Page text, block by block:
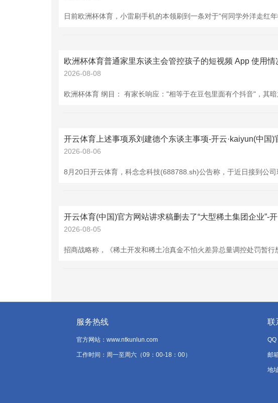
2026-08-08
2026-08-06
2026-08-05
服务热线
官方网站：www.ntkunlun.com
工作时间：周一至周六（09：00-18：00）
联
邮
地